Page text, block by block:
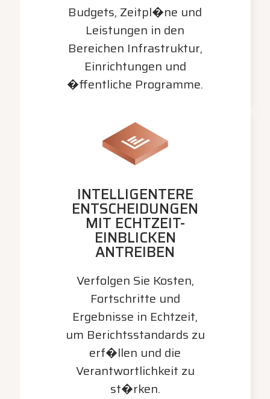
Budgets, Zeitpl�ne und
Leistungen in den
Bereichen Infrastruktur,
Einrichtungen und
�ffentliche Programme.
INTELLIGENTERE
ENTSCHEIDUNGEN
MIT ECHTZEIT-
EINBLICKEN
ANTREIBEN
Verfolgen Sie Kosten,
Fortschritte und
Ergebnisse in Echtzeit,
um Berichtsstandards zu
erf�llen und die
Verantwortlichkeit zu
st�rken.